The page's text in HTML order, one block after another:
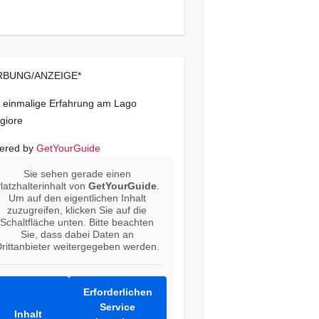
ANZEIGE*
einmalige Erfahrung am Lago
by GetYourGuide
Sie sehen gerade einen
vonGetYourGuide
Um auf den eigentlichen Inhalt
zuzugreifen, klicken Sie auf die
Schaltfläche unten. Bitte beachten
Sie, dass dabei Daten an
weitergegeben werden.
Inhalt
Erforderlichen
Service